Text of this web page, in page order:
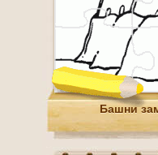
Башни